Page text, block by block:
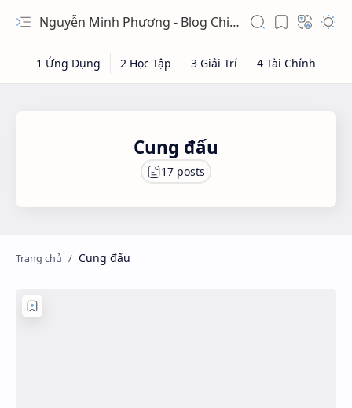
Nguyễn Minh Phương - Blog Chia sẻ Kiến thức Chứng khoán & Tài liệu Toán học
Cung đấu
Cung đấu